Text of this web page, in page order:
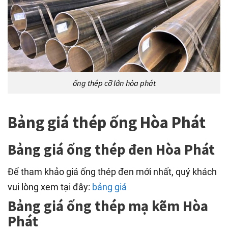
ống thép cỡ lớn hòa phát
Bảng giá thép ống Hòa Phát
Bảng giá ống thép đen Hòa Phát
Để tham khảo giá ống thép đen mới nhất, quý khách
vui lòng xem tại đây: bảng giá
Bảng giá ống thép mạ kẽm Hòa
Phát